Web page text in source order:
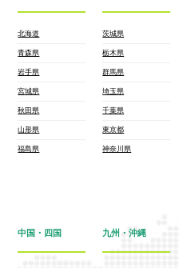
北海道
青森県
岩手県
宮城県
秋田県
山形県
福島県
茨城県
栃木県
群馬県
埼玉県
千葉県
東京都
神奈川県
中国・四国 九州・沖縄